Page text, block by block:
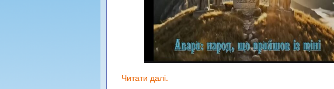
Читати далі.